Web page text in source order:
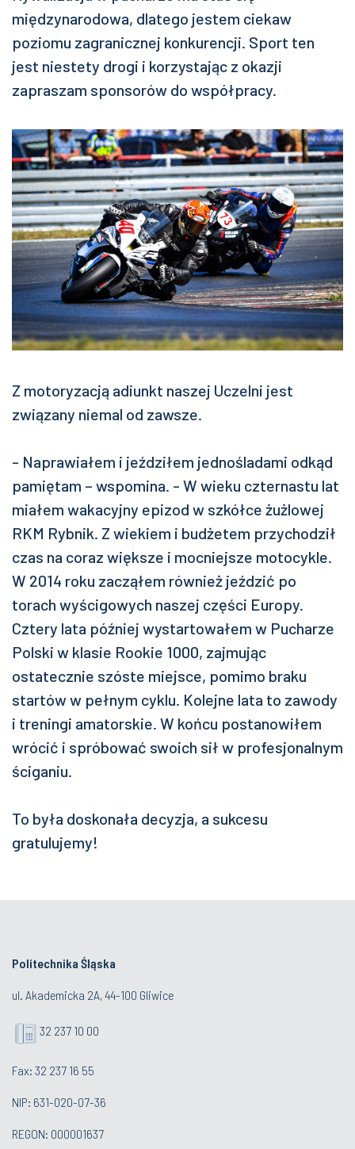
międzynarodowa, dlatego jestem ciekaw
poziomu zagranicznej konkurencji. Sport ten
jest niestety drogi i korzystając z okazji
zapraszam sponsorów do współpracy.
Z motoryzacją adiunkt naszej Uczelni jest
związany niemal od zawsze.
- Naprawiałem i jeździłem jednośladami odkąd
pamiętam – wspomina. - W wieku czternastu lat
miałem wakacyjny epizod w szkółce żużlowej
RKM Rybnik. Z wiekiem i budżetem przychodził
czas na coraz większe i mocniejsze motocykle.
W 2014 roku zacząłem również jeździć po
torach wyścigowych naszej części Europy.
Cztery lata później wystartowałem w Pucharze
Polski w klasie Rookie 1000, zajmując
ostatecznie szóste miejsce, pomimo braku
startów w pełnym cyklu. Kolejne lata to zawody
i treningi amatorskie. W końcu postanowiłem
wrócić i spróbować swoich sił w profesjonalnym
ściganiu.
To była doskonała decyzja, a sukcesu
gratulujemy!
Politechnika Śląska
ul. Akademicka 2A, 44-100 Gliwice
32 237 10 00
Fax: 32 237 16 55
NIP: 631-020-07-36
REGON: 000001637